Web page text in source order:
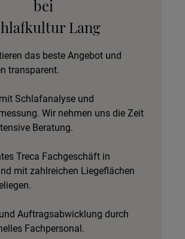
im Hotel
bei
Lang
das beste Angebot und
transparent.
Schlafanalyse und
Wir nehmen uns die Zeit
Beratung.
Treca Fachgeschäft in
mit zahlreichen Liegeflächen
Auftragsabwicklung durch
Fachpersonal.